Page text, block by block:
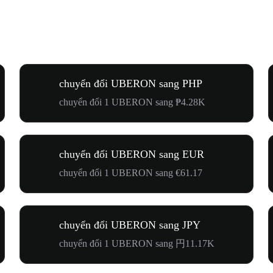
chuyển đổi UBERON sang PHP
chuyển đổi 1 UBERON sang ₱4.28K
chuyển đổi UBERON sang EUR
chuyển đổi 1 UBERON sang €61.17
chuyển đổi UBERON sang JPY
chuyển đổi 1 UBERON sang 円11.17K